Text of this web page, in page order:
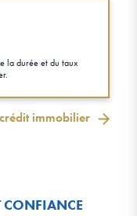
la durée et du taux
immobilier
CONFIANCE